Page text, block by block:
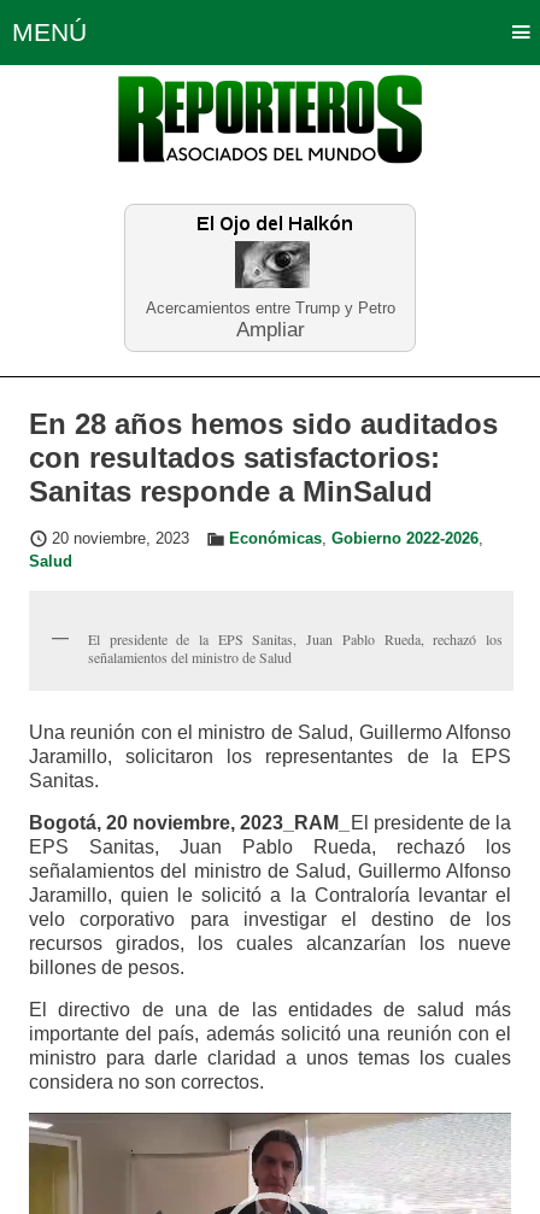
Acercamientos entre Trump y Petro
Ampliar
MENÚ
Política Opinión Bogotá
Planeta Tierra Deportes
Educación Neira
En 28 años hemos sido auditados
con resultados satisfactorios:
Sanitas responde a MinSalud
20 noviembre, 2023 Económicas, Gobierno 2022-2026,
Salud
El presidente de la EPS Sanitas, Juan Pablo Rueda, rechazó los
señalamientos del ministro de Salud
Una reunión con el ministro de Salud, Guillermo Alfonso
Jaramillo, solicitaron los representantes de la EPS
Sanitas.
Bogotá, 20 noviembre, 2023_RAM_
El presidente de la
EPS Sanitas, Juan Pablo Rueda, rechazó los
señalamientos del ministro de Salud, Guillermo Alfonso
Jaramillo, quien le solicitó a la Contraloría levantar el
velo corporativo para investigar el destino de los
recursos girados, los cuales alcanzarían los nueve
billones de pesos.
El directivo de una de las entidades de salud más
importante del país, además solicitó una reunión con el
ministro para darle claridad a unos temas los cuales
considera no son correctos.
Reproductor
de